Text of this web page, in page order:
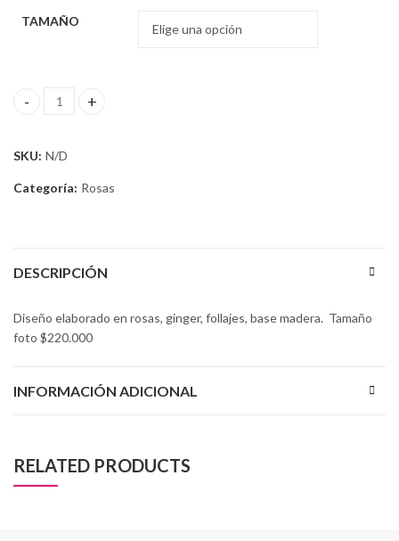
TAMAÑO
ROSAS-34 quantity
SKU: N/D
Categoría: Rosas
DESCRIPCIÓN
Diseño elaborado en rosas, ginger, follajes, base madera. Tamaño
foto $220.000
INFORMACIÓN ADICIONAL
RELATED PRODUCTS